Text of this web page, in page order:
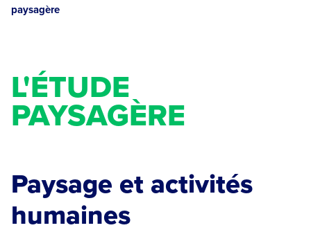
paysagère
L'ÉTUDE
PAYSAGÈRE
Paysage et activités
humaines